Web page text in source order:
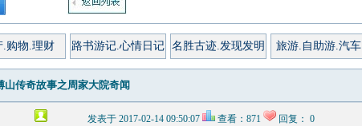
.购物.理财 路书游记.心情日记 名胜古迹.发现发明 旅游.自助游.汽车
山传奇故事之周家大院奇闻
发表于 2017-02-14 09:50:07 查看：871 回复： 0